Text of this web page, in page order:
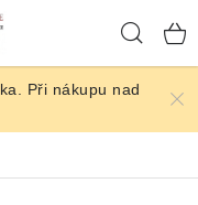
Při nákupu nad